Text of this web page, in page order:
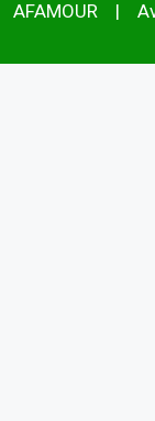
AFAMOUR |